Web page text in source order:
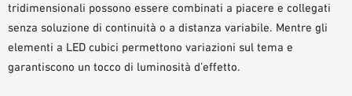
tridimensionali possono essere combinati a piacere e collegati
senza soluzione di continuità o a distanza variabile. Mentre gli
elementi a LED cubici permettono variazioni sul tema e
garantiscono un tocco di luminosità d’effetto.